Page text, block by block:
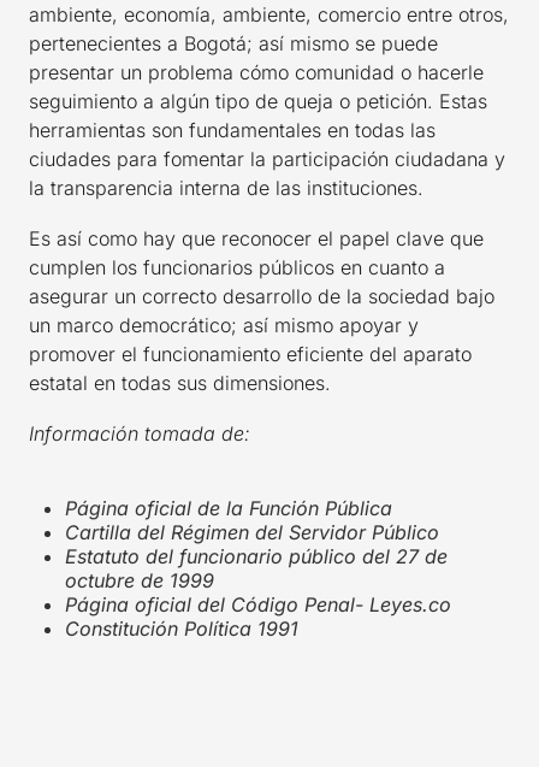
ambiente, economía, ambiente, comercio entre otros,
pertenecientes a Bogotá; así mismo se puede
presentar un problema cómo comunidad o hacerle
seguimiento a algún tipo de queja o petición. Estas
herramientas son fundamentales en todas las
ciudades para fomentar la participación ciudadana y
la transparencia interna de las instituciones.
Es así como hay que reconocer el papel clave que
cumplen los funcionarios públicos en cuanto a
asegurar un correcto desarrollo de la sociedad bajo
un marco democrático; así mismo apoyar y
promover el funcionamiento eficiente del aparato
estatal en todas sus dimensiones.
Información tomada de:
Página oficial de la Función Pública
Cartilla del Régimen del Servidor Público
Estatuto del funcionario público del 27 de
octubre de 1999
Página oficial del Código Penal- Leyes.co
Constitución Política 1991